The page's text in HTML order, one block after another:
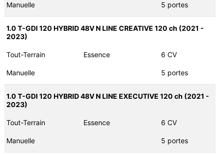
Manuelle 5 portes
1.0 T-GDI 120 HYBRID 48V N LINE CREATIVE 120 ch (2021 -
2023)
Tout-Terrain Essence 6 CV
Manuelle 5 portes
1.0 T-GDI 120 HYBRID 48V N LINE EXECUTIVE 120 ch (2021 -
2023)
Tout-Terrain Essence 6 CV
Manuelle 5 portes